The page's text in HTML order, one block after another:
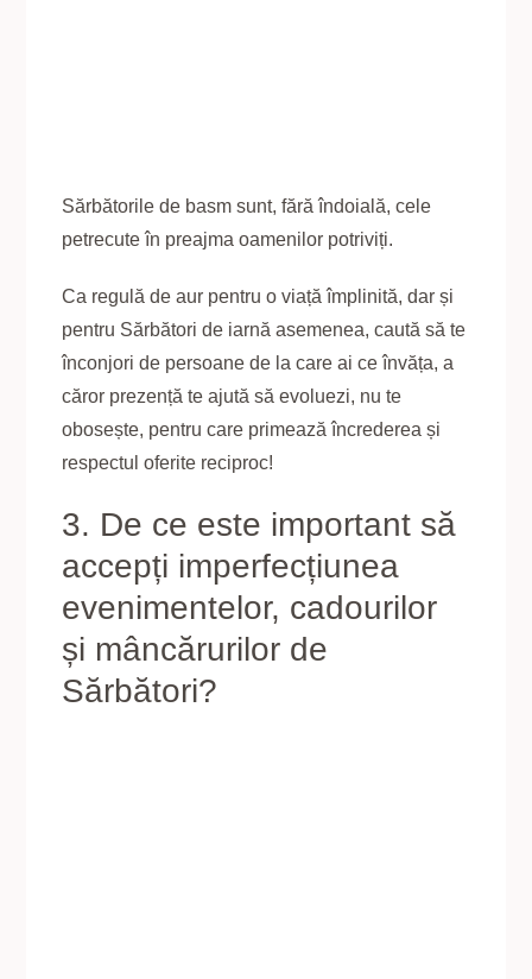
Sărbătorile de basm sunt, fără îndoială, cele
petrecute în preajma oamenilor potriviți.
Ca regulă de aur pentru o viață împlinită, dar și
pentru Sărbători de iarnă asemenea, caută să te
înconjori de persoane de la care ai ce învăța, a
căror prezență te ajută să evoluezi, nu te
obosește, pentru care primează încrederea și
respectul oferite reciproc!
3. De ce este important să
accepți imperfecțiunea
evenimentelor, cadourilor
și mâncărurilor de
Sărbători?